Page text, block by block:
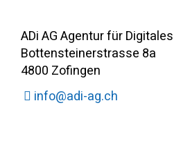
ADi AG Agentur für Digitales
Bottensteinerstrasse 8a
4800 Zofingen
info@adi-ag.ch